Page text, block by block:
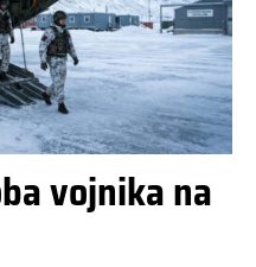
vojnika na